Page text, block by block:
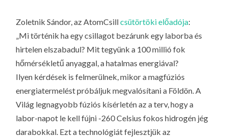
Zoletnik Sándor, az AtomCsillcsütörtöki előadója:
„Mi történik ha egy csillagot bezárunk egy laborba és
hirtelen elszabadul? Mit tegyünk a 100 millió fok
hőmérsékletű anyaggal, a hatalmas energiával?
Ilyen kérdések is felmerülnek, mikor a magfúziós
energiatermelést próbáljuk megvalósítani a Földön. A
Világ legnagyobb fúziós kísérletén az a terv, hogy a
labor-napot le kell fújni -260 Celsius fokos hidrogén jég
darabokkal. Ezt a technológiát fejlesztjük az